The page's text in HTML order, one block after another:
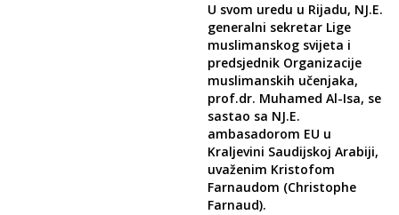
U svom uredu u Rijadu, NJ.E.
generalni sekretar Lige
muslimanskog svijeta i
predsjednik Organizacije
muslimanskih učenjaka,
prof.dr. Muhamed Al-Isa, se
sastao sa NJ.E.
ambasadorom EU u
Kraljevini Saudijskoj Arabiji,
uvaženim Kristofom
Farnaudom (Christophe
Farnaud).